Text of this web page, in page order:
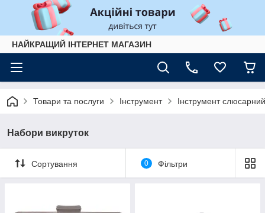
НАЙКРАЩИЙ ІНТЕРНЕТ МАГАЗИН
Товари та послуги Інструмент Інструмент слюсарний
Набори викруток
Сортування 0 Фільтри